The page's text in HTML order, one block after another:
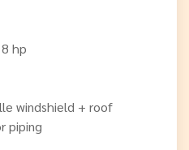
hp
windshield + roof
piping